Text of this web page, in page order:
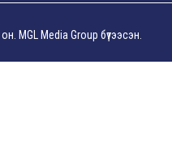
MGL Media Group бүтээсэн.